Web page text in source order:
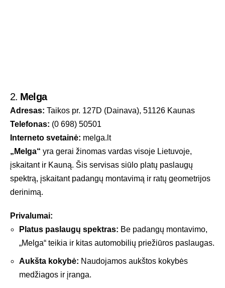
2. Melga
Adresas: Taikos pr. 127D (Dainava), 51126 Kaunas
Telefonas: (0 698) 50501
Interneto svetainė: melga.lt
„Melga“ yra gerai žinomas vardas visoje Lietuvoje,
įskaitant ir Kauną. Šis servisas siūlo platų paslaugų
spektrą, įskaitant padangų montavimą ir ratų geometrijos
derinimą.
Privalumai:
Platus paslaugų spektras: Be padangų montavimo,
„Melga“ teikia ir kitas automobilių priežiūros paslaugas.
Aukšta kokybė: Naudojamos aukštos kokybės
medžiagos ir įranga.